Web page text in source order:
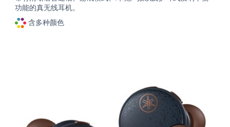
功能的真无线耳机。
含多种颜色